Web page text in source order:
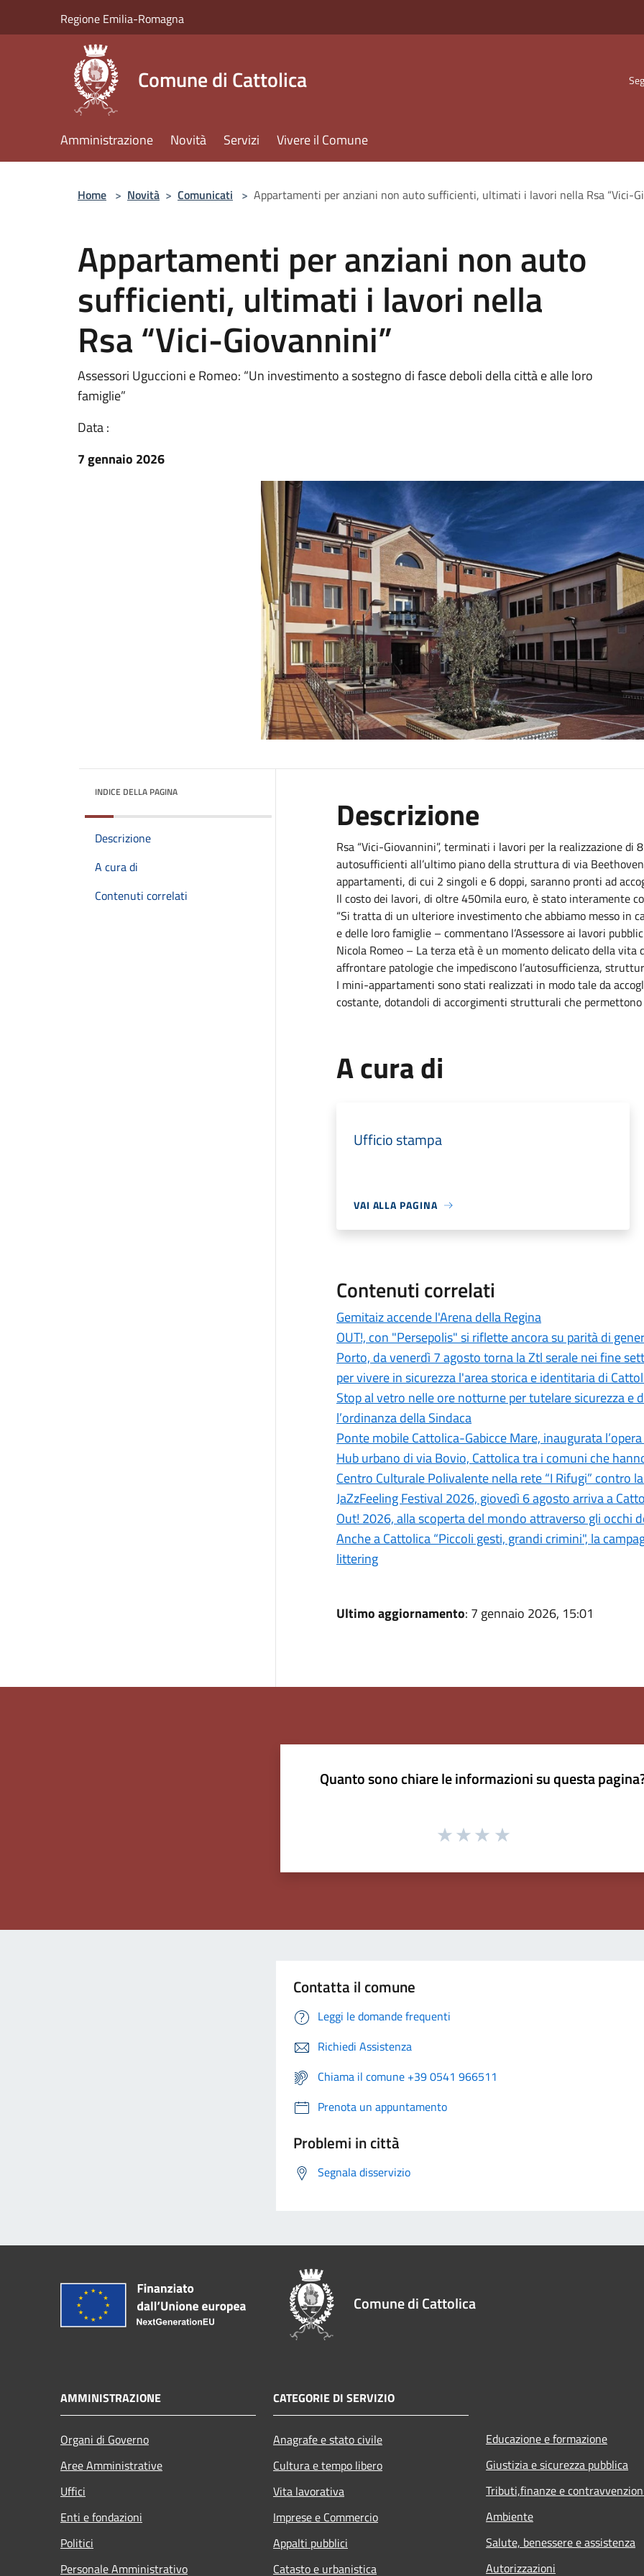
Regione Emilia-Romagna
Comune di Cattolica
Amministrazione Novità Servizi Vivere il Comune
Home > Novità > Comunicati > Appartamenti per anziani non auto sufficienti, ultimati i lavori nella Rsa “Vici-
Appartamenti per anziani non auto
sufficienti, ultimati i lavori nella
Rsa “Vici-Giovannini”
Assessori Uguccioni e Romeo: “Un investimento a sostegno di fasce deboli della città e alle loro
famiglie”
Data :
7 gennaio 2026
INDICE DELLA PAGINA
Descrizione
A cura di
Contenuti correlati
Descrizione
Rsa “Vici-Giovannini”, terminati i lavori per la realizzazione
autosufficienti all’ultimo piano della struttura di via
appartamenti, di cui 2 singoli e 6 doppi, saranno pronti ad
Il costo dei lavori, di oltre 450mila euro, è stato interamente
“Si tratta di un ulteriore investimento che abbiamo messo in
e delle loro famiglie – commentano l’Assessore ai lavori
Nicola Romeo – La terza età è un momento delicato della vita
affrontare patologie che impediscono l’autosufficienza,
I mini-appartamenti sono stati realizzati in modo tale da
costante, dotandoli di accorgimenti strutturali che
A cura di
Ufficio stampa
VAI ALLA PAGINA
Contenuti correlati
Gemitaiz accende l'Arena della Regina
OUT!, con "Persepolis" si riflette ancora su parità di
Porto, da venerdì 7 agosto torna la Ztl serale nei fine
per vivere in sicurezza l'area storica e identitaria di
Stop al vetro nelle ore notturne per tutelare sicurezza e
l’ordinanza della Sindaca
Ponte mobile Cattolica-Gabicce Mare, inaugurata
Hub urbano di via Bovio, Cattolica tra i comuni che
Centro Culturale Polivalente nella rete “I Rifugi” contro
JaZzFeeling Festival 2026, giovedì 6 agosto arriva a
Out! 2026, alla scoperta del mondo attraverso gli occhi
Anche a Cattolica “Piccoli gesti, grandi crimini", la
littering
Ultimo aggiornamento: 7 gennaio 2026, 15:01
Quanto sono chiare le informazioni su questa
Contatta il comune
Leggi le domande frequenti
Richiedi Assistenza
Chiama il comune +39 0541 966511
Prenota un appuntamento
Problemi in città
Segnala disservizio
Comune di Cattolica
AMMINISTRAZIONE
Organi di Governo
Aree Amministrative
Uffici
Enti e fondazioni
Politici
Personale Amministrativo
CATEGORIE DI SERVIZIO
Anagrafe e stato civile
Cultura e tempo libero
Vita lavorativa
Imprese e Commercio
Appalti pubblici
Catasto e urbanistica
Educazione e formazione
Giustizia e sicurezza pubblica
Tributi,finanze e
Ambiente
Salute, benessere e assistenza
Autorizzazioni